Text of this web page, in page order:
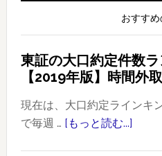
おすす
東証の大口約定件数
【2019年版】時間外
現在は、大口約定ラインキ
で毎週 … [もっと読む...]